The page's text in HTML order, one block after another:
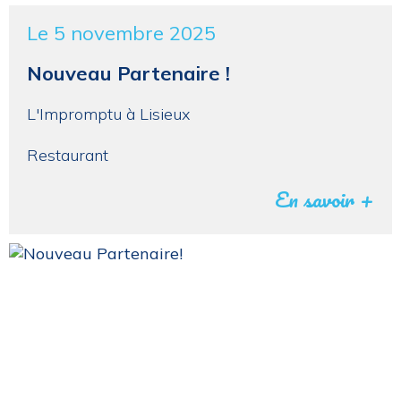
Le 5 novembre 2025
Nouveau Partenaire !
L'Impromptu à Lisieux
Restaurant
En savoir +